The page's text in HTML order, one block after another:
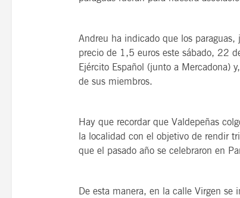
Andreu ha indicado que los
precio de 1,5 euros este sábado, 22
Ejército Español (junto a Mercadona)
de sus miembros.
Hay que recordar que Valdepeñas
la localidad con el objetivo de rendir
que el pasado año se celebraron en
De esta manera, en la calle Virgen se